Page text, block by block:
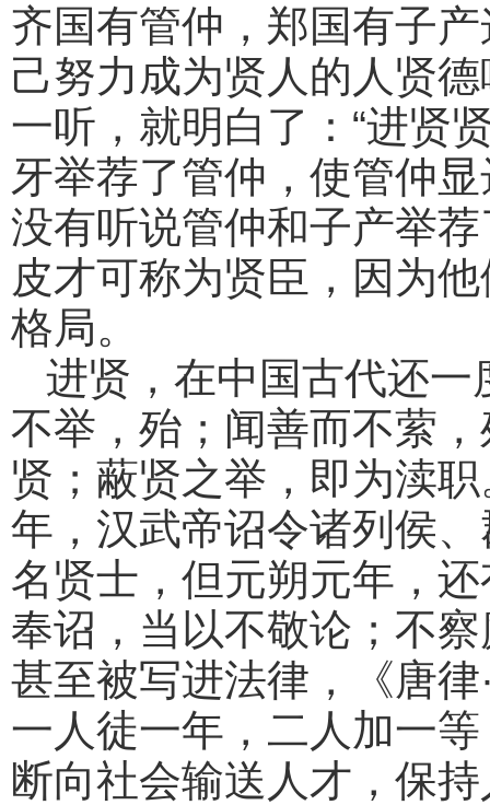
齐国有管仲，郑国有子
己努力成为贤人的人贤
一听，就明白了：“进贤
牙举荐了管仲，使管仲
没有听说管仲和子产举
皮才可称为贤臣，因为
格局。
进贤，在中国古代还一
不举，殆；闻善而不萦
贤；蔽贤之举，即为渎
年，汉武帝诏令诸列侯
名贤士，但元朔元年，
奉诏，当以不敬论；不
甚至被写进法律，《唐
一人徒一年，二人加一
断向社会输送人才，保